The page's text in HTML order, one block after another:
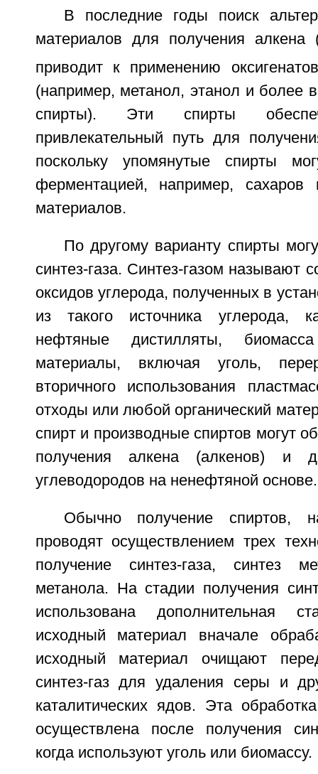
В последние годы поиск
материалов для получения алкена
приводит к применению
(например, метанол, этанол и более
спирты). Эти спирты
привлекательный путь для
поскольку упомянутые спирты
ферментацией, например, сахаров
материалов.
По другому варианту спирты
синтез-газа. Синтез-газом называют
оксидов углерода, полученных в
из такого источника углерода,
нефтяные дистилляты,
материалы, включая уголь,
вторичного использования
отходы или любой органический
спирт и производные спиртов могут
получения алкена (алкенов) и
углеводородов на ненефтяной основе.
Обычно получение спиртов,
проводят осуществлением трех
получение синтез-газа, синтез
метанола. На стадии получения
использована дополнительная
исходный материал вначале
исходный материал очищают
синтез-газ для удаления серы и
каталитических ядов. Эта
осуществлена после получения
когда используют уголь или биомассу.